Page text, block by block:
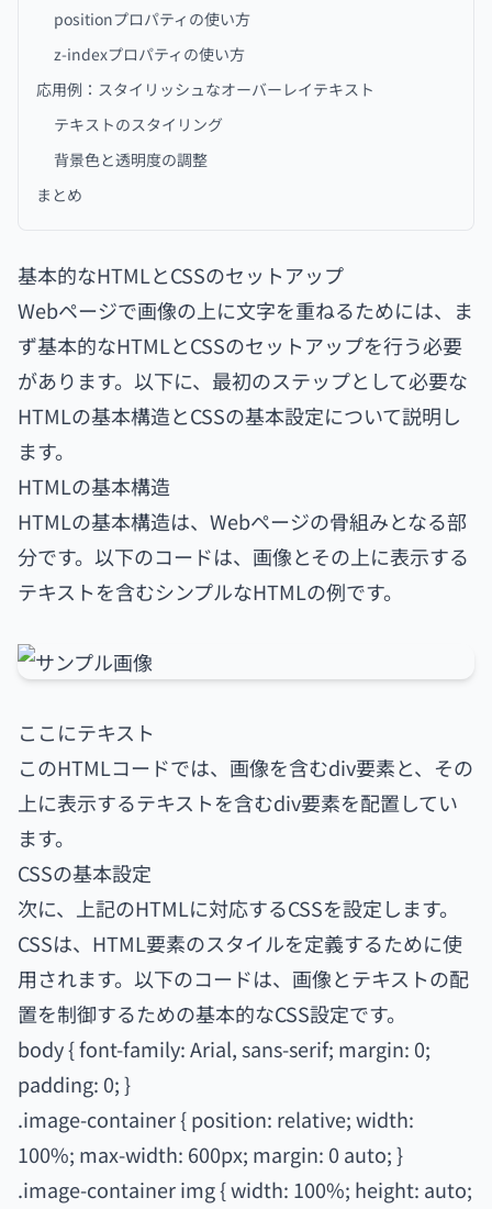
positionプロパティの使い方
z-indexプロパティの使い方
応用例：スタイリッシュなオーバーレイテキスト
テキストのスタイリング
背景色と透明度の調整
まとめ
基本的なHTMLとCSSのセットアップ
Webページで画像の上に文字を重ねるためには、ま
ず基本的なHTMLとCSSのセットアップを行う必要
があります。以下に、最初のステップとして必要な
HTMLの基本構造とCSSの基本設定について説明し
ます。
HTMLの基本構造
HTMLの基本構造は、Webページの骨組みとなる部
分です。以下のコードは、画像とその上に表示する
テキストを含むシンプルなHTMLの例です。
ここにテキスト
このHTMLコードでは、画像を含むdiv要素と、その
上に表示するテキストを含むdiv要素を配置してい
ます。
CSSの基本設定
次に、上記のHTMLに対応するCSSを設定します。
CSSは、HTML要素のスタイルを定義するために使
用されます。以下のコードは、画像とテキストの配
置を制御するための基本的なCSS設定です。
body { font-family: Arial, sans-serif; margin: 0;
padding: 0; }
.image-container { position: relative; width:
100%; max-width: 600px; margin: 0 auto; }
.image-container img { width: 100%; height: auto;